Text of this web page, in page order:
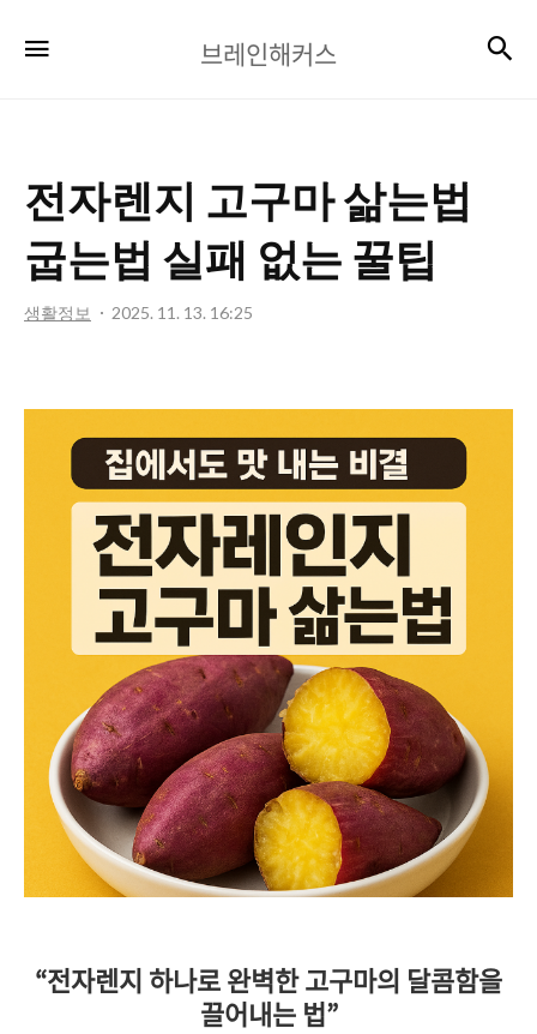
레
커
스
브레인해커스
전자렌지 고구마 삶는법
굽는법 실패 없는 꿀팁
생활정보 2025. 11. 13. 16:25
“전자렌지 하나로 완벽한 고구마의 달콤함을
끌어내는 법”